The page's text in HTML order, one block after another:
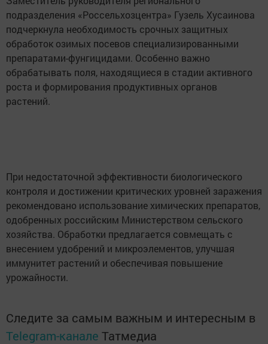
подразделения «Россельхозцентра» Гузель Хусаинова
подчеркнула необходимость срочных защитных
обработок озимых посевов специализированными
препаратами-фунгицидами. Особенно важно
обрабатывать поля, находящиеся в стадии активного
роста и формирования продуктивных органов
растений.
При недостаточной эффективности биологического
контроля и достижении критических уровней заражения
рекомендовано использование химических препаратов,
одобренных российским Министерством сельского
хозяйства. Обработки предлагается совмещать с
внесением удобрений и микроэлементов, улучшая
иммунитет растений и обеспечивая повышение
урожайности.
Следите за самым важным и интересным в
Telegram-канале Татмедиа